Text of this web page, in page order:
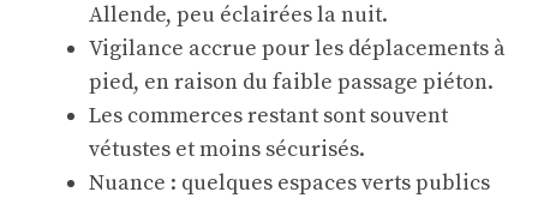
Allende, peu éclairées la nuit.
Vigilance accrue pour les déplacements à
pied, en raison du faible passage piéton.
Les commerces restant sont souvent
vétustes et moins sécurisés.
Nuance : quelques espaces verts publics